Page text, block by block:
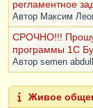
регламентное
Автор Максим
СРОЧНО!!! Прошу
программы 1С
Автор semen
Живое